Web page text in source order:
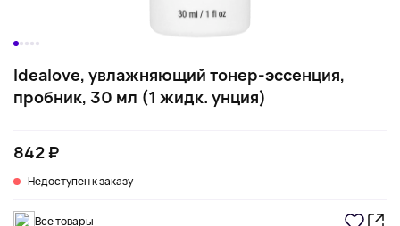
Idealove, увлажняющий тонер-эссенция,
пробник, 30 мл (1 жидк. унция)
842 ₽
Недоступен к заказу
Все товары